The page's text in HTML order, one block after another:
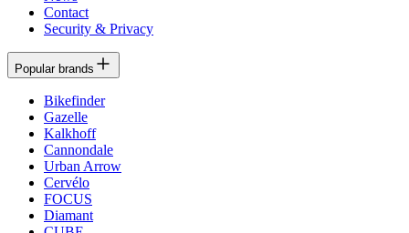
Contact
Security & Privacy
Popular brands
Bikefinder
Gazelle
Kalkhoff
Cannondale
Urban Arrow
Cervélo
FOCUS
Diamant